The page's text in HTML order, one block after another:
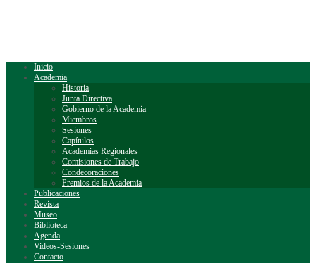
Inicio
Academia
Historia
Junta Directiva
Gobierno de la Academia
Miembros
Sesiones
Capítulos
Academias Regionales
Comisiones de Trabajo
Condecoraciones
Premios de la Academia
Publicaciones
Revista
Museo
Biblioteca
Agenda
Videos-Sesiones
Contacto